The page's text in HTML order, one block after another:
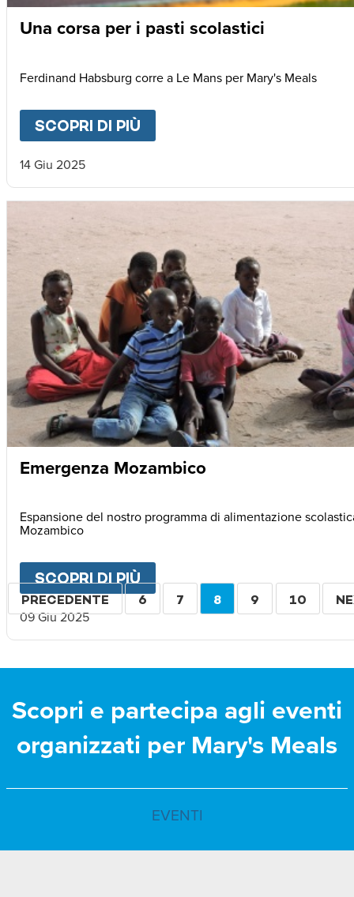
Una corsa per i pasti scolastici
Ferdinand Habsburg corre a Le Mans per Mary's Meals
SCOPRI DI PIÙ
14 Giu 2025
Emergenza Mozambico
Espansione del nostro programma di alimentazione
Mozambico
SCOPRI DI PIÙABOUTEMERGENZA
09 Giu 2025
Paginazione
PAGINA
PRECEDENTE PAGINA
6 PAGINA
7
PAGINA
8 PAGINA
9 PAGINA
10
Scopri e partecipa agli eventi
organizzati per Mary's Meals
EVENTI